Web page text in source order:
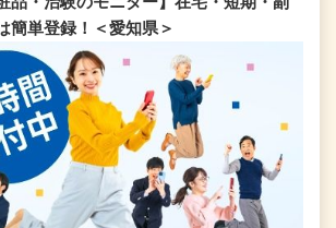
単登録！＜愛知県＞